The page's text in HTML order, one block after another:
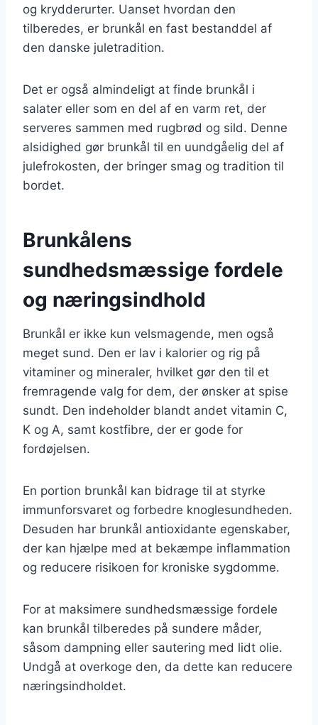
og krydderurter. Uanset hvordan den
tilberedes, er brunkål en fast bestanddel af
den danske juletradition.
Det er også almindeligt at finde brunkål i
salater eller som en del af en varm ret, der
serveres sammen med rugbrød og sild. Denne
alsidighed gør brunkål til en uundgåelig del af
julefrokosten, der bringer smag og tradition til
bordet.
Brunkålens
sundhedsmæssige fordele
og næringsindhold
Brunkål er ikke kun velsmagende, men også
meget sund. Den er lav i kalorier og rig på
vitaminer og mineraler, hvilket gør den til et
fremragende valg for dem, der ønsker at spise
sundt. Den indeholder blandt andet vitamin C,
K og A, samt kostfibre, der er gode for
fordøjelsen.
En portion brunkål kan bidrage til at styrke
immunforsvaret og forbedre knoglesundheden.
Desuden har brunkål antioxidante egenskaber,
der kan hjælpe med at bekæmpe inflammation
og reducere risikoen for kroniske sygdomme.
For at maksimere sundhedsmæssige fordele
kan brunkål tilberedes på sundere måder,
såsom dampning eller sautering med lidt olie.
Undgå at overkoge den, da dette kan reducere
næringsindholdet.